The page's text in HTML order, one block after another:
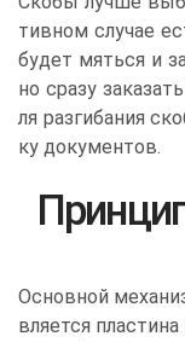
тивном случае
будет мяться и
но сразу
ля разгибания
ку документов.
Основной
вляется